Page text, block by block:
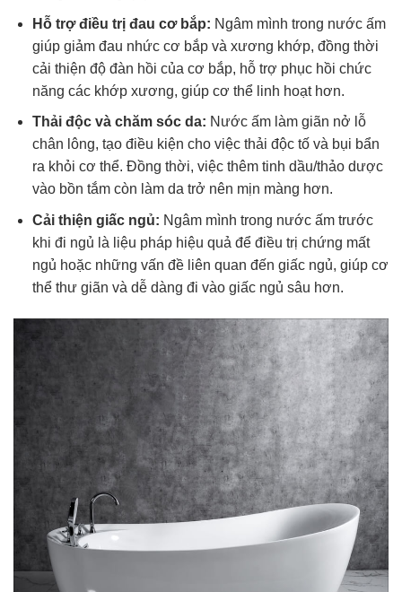
Hỗ trợ điều trị đau cơ bắp: Ngâm mình trong nước ấm
giúp giảm đau nhức cơ bắp và xương khớp, đồng thời
cải thiện độ đàn hồi của cơ bắp, hỗ trợ phục hồi chức
năng các khớp xương, giúp cơ thể linh hoạt hơn.
Thải độc và chăm sóc da: Nước ấm làm giãn nở lỗ
chân lông, tạo điều kiện cho việc thải độc tố và bụi bẩn
ra khỏi cơ thể. Đồng thời, việc thêm tinh dầu/thảo dược
vào bồn tắm còn làm da trở nên mịn màng hơn.
Cải thiện giấc ngủ: Ngâm mình trong nước ấm trước
khi đi ngủ là liệu pháp hiệu quả để điều trị chứng mất
ngủ hoặc những vấn đề liên quan đến giấc ngủ, giúp cơ
thể thư giãn và dễ dàng đi vào giấc ngủ sâu hơn.